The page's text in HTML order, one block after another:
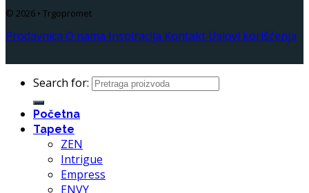
© 2026 • Trgopromet
Prodavnica O nama Inspiracija Kontakt Uslovi korišćenja
Search for:
Početna
Tapete
ZEN
Intrigue
Empress
ENVY